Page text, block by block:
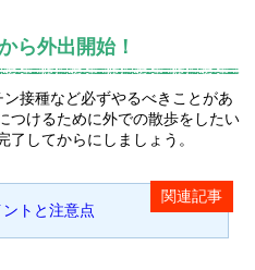
ら外出開始！
接種など必ずやるべきことがあ
つけるために外での散歩をしたい
了してからにしましょう。
トと注意点